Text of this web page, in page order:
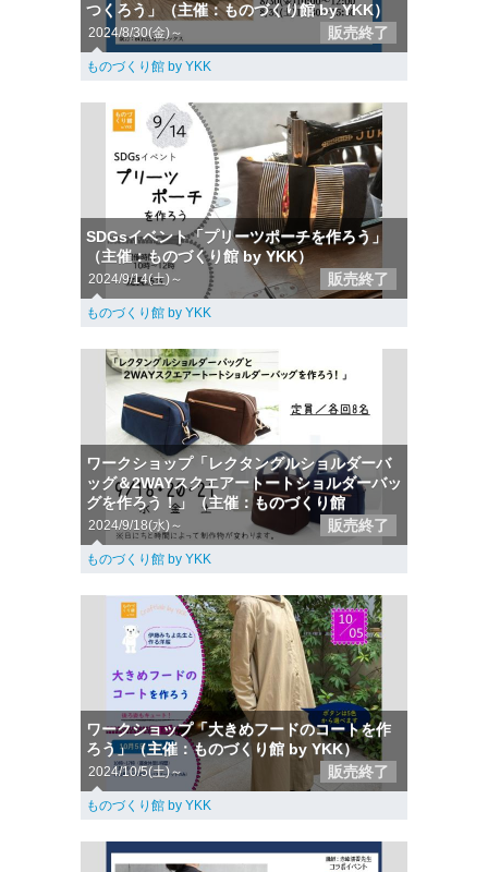
つくろう」（主催：ものづくり館 by YKK）
2024/8/30(金)～ 販売終了
ものづくり館 by YKK
SDGsイベント「プリーツポーチを作ろう」
（主催：ものづくり館 by YKK）
2024/9/14(土)～ 販売終了
ものづくり館 by YKK
ワークショップ「レクタングルショルダーバ
ッグ＆2WAYスクエアートートショルダーバッ
グを作ろう！」（主催：ものづくり館
2024/9/18(水)～ 販売終了
ものづくり館 by YKK
ワークショップ「大きめフードのコートを作
ろう」（主催：ものづくり館 by YKK）
2024/10/5(土)～ 販売終了
ものづくり館 by YKK